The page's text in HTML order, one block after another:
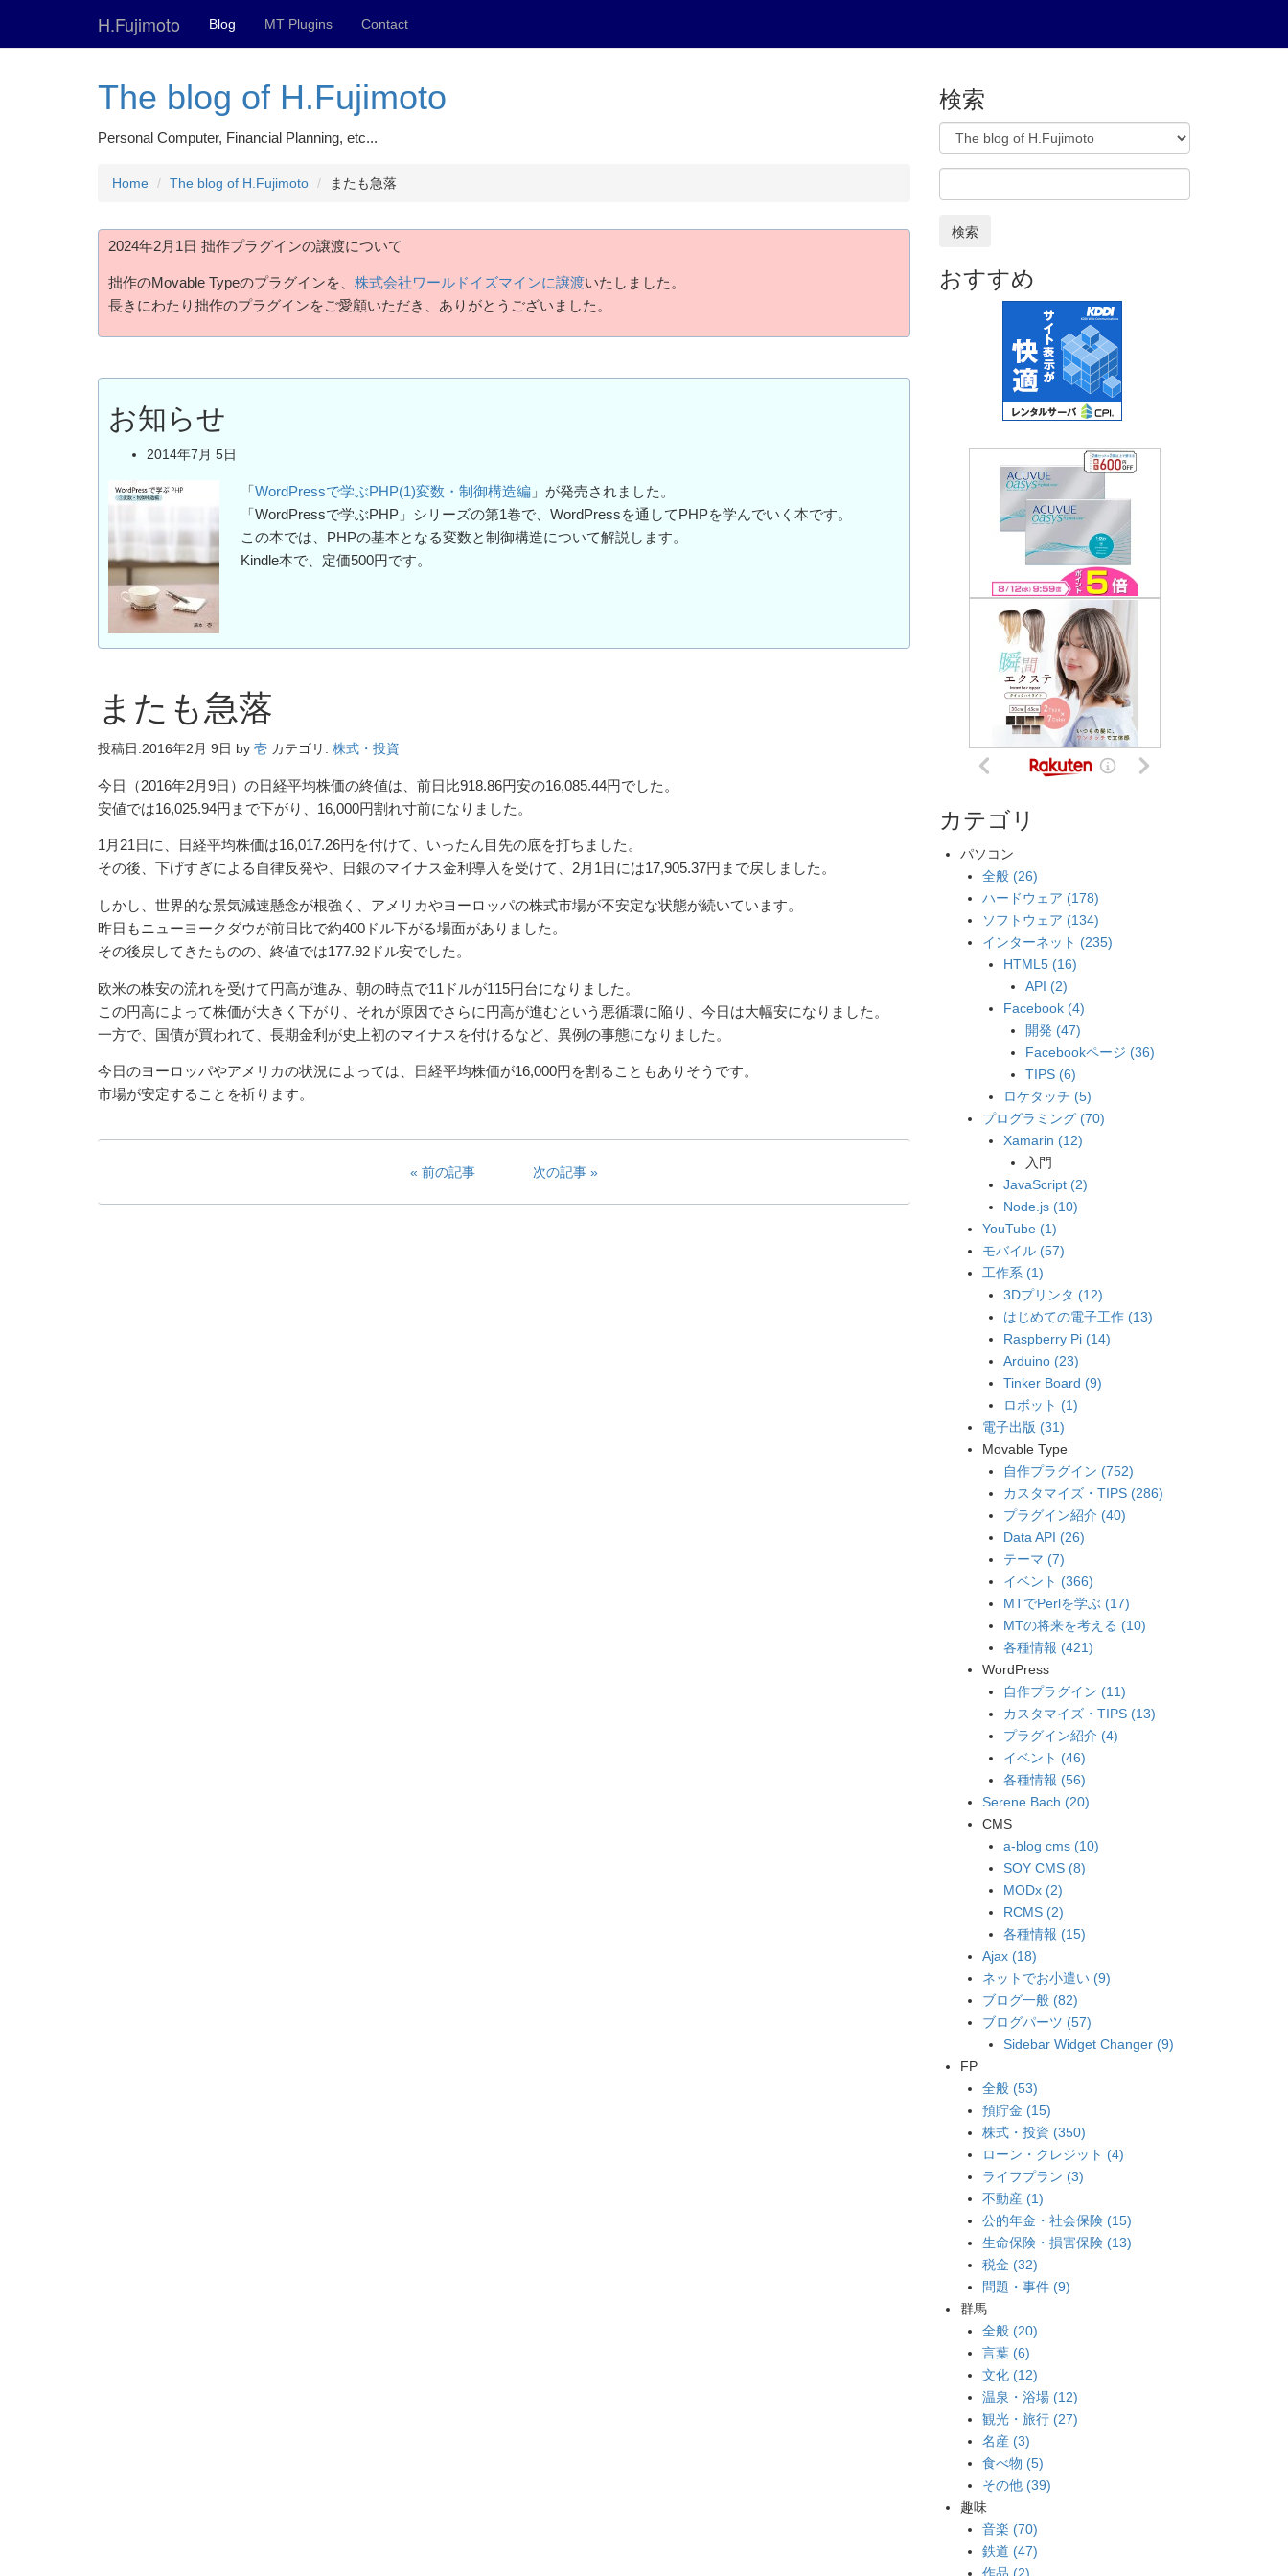
H.Fujimoto Blog MT Plugins Contact
The blog of H.Fujimoto
Personal Computer, Financial Planning, etc...
Home The blog of H.Fujimoto またも急落
2024年2月1日 拙作プラグインの譲渡について
拙作のMovable Typeのプラグインを、 株式会社ワールドイズマインに譲渡いたしました。
長きにわたり拙作のプラグインをご愛顧いただき、ありがとうございました。
お知らせ
2014年7月 5日
「 WordPressで学ぶPHP(1)変数・制御構造編 」が発売されました。
「WordPressで学ぶPHP」シリーズの第1巻で、WordPressを通してPHPを学んでいく本です。
この本では、PHPの基本となる変数と制御構造について解説します。
Kindle本で、定価500円です。
またも急落
投稿日:2016年2月 9日 by 壱 カテゴリ: 株式・投資
今日（2016年2月9日）の日経平均株価の終値は、前日比918.86円安の16,085.44円でした。
安値では16,025.94円まで下がり、16,000円割れ寸前になりました。
1月21日に、日経平均株価は16,017.26円を付けて、いったん目先の底を打ちました。
その後、下げすぎによる自律反発や、日銀のマイナス金利導入を受けて、2月1日には17,905.37円まで戻しました。
しかし、世界的な景気減速懸念が根強く、アメリカやヨーロッパの株式市場が不安定な状態が続いています。
昨日もニューヨークダウが前日比で約400ドル下がる場面がありました。
その後戻してきたものの、終値では177.92ドル安でした。
欧米の株安の流れを受けて円高が進み、朝の時点で11ドルが115円台になりました。
この円高によって株価が大きく下がり、それが原因でさらに円高が進むという悪循環に陥り、今日は大幅安になりました。
一方で、国債が買われて、長期金利が史上初のマイナスを付けるなど、異例の事態になりました。
今日のヨーロッパやアメリカの状況によっては、日経平均株価が16,000円を割ることもありそうです。
市場が安定することを祈ります。
前の記事 次の記事
検索
検索
おすすめ
カテゴリ
パソコン
全般 (26)
ハードウェア (178)
ソフトウェア (134)
インターネット (235)
HTML5 (16)
API (2)
Facebook (4)
開発 (47)
Facebookページ (36)
TIPS (6)
ロケタッチ (5)
プログラミング (70)
Xamarin (12)
入門
JavaScript (2)
Node.js (10)
YouTube (1)
モバイル (57)
工作系 (1)
3Dプリンタ (12)
はじめての電子工作 (13)
Raspberry Pi (14)
Arduino (23)
Tinker Board (9)
ロボット (1)
電子出版 (31)
Movable Type
自作プラグイン (752)
カスタマイズ・TIPS (286)
プラグイン紹介 (40)
Data API (26)
テーマ (7)
イベント (366)
MTでPerlを学ぶ (17)
MTの将来を考える (10)
各種情報 (421)
WordPress
自作プラグイン (11)
カスタマイズ・TIPS (13)
プラグイン紹介 (4)
イベント (46)
各種情報 (56)
Serene Bach (20)
CMS
a-blog cms (10)
SOY CMS (8)
MODx (2)
RCMS (2)
各種情報 (15)
Ajax (18)
ネットでお小遣い (9)
ブログ一般 (82)
ブログパーツ (57)
Sidebar Widget Changer (9)
FP
全般 (53)
預貯金 (15)
株式・投資 (350)
ローン・クレジット (4)
ライフプラン (3)
不動産 (1)
公的年金・社会保険 (15)
生命保険・損害保険 (13)
税金 (32)
問題・事件 (9)
群馬
全般 (20)
言葉 (6)
文化 (12)
温泉・浴場 (12)
観光・旅行 (27)
名産 (3)
食べ物 (5)
その他 (39)
趣味
音楽 (70)
鉄道 (47)